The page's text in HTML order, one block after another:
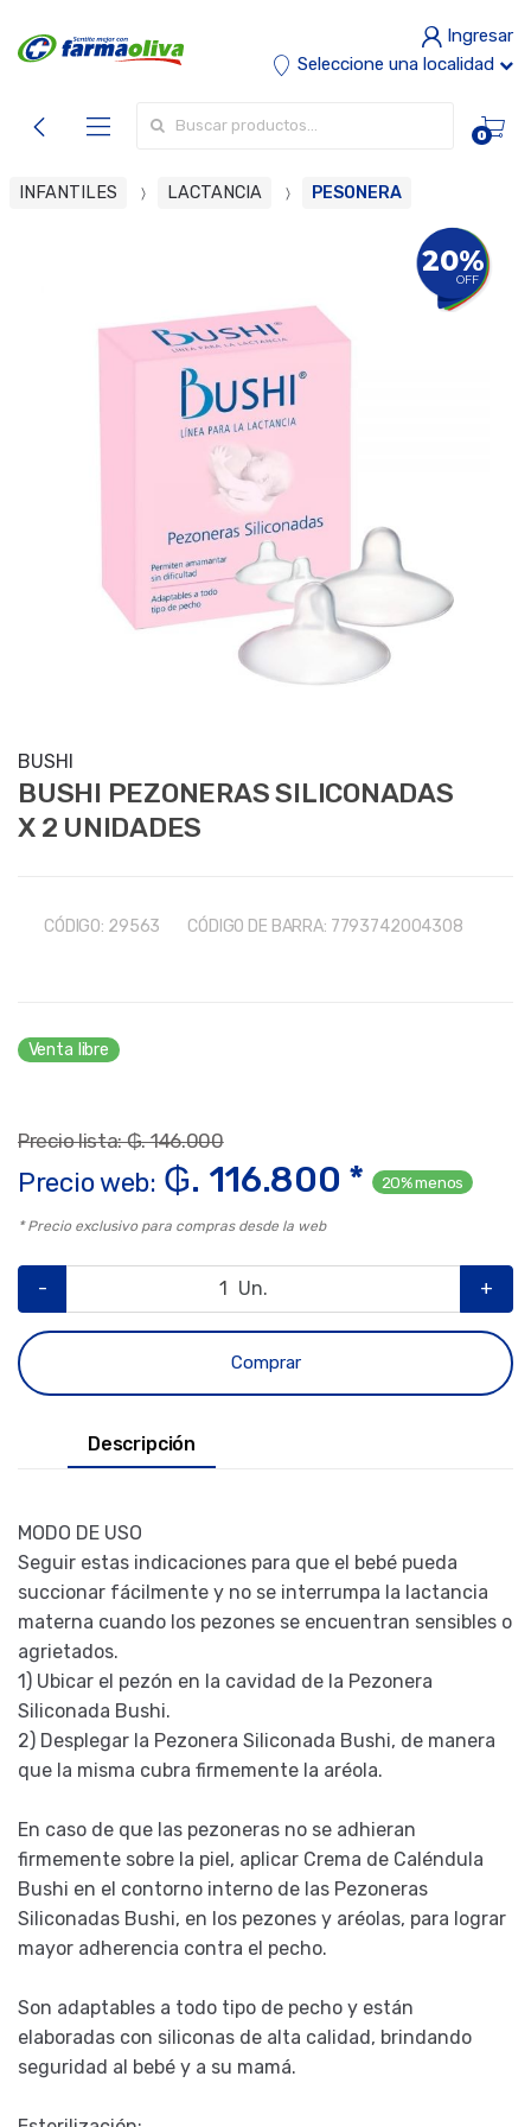
Ingresar
Seleccione una localidad
0
INFANTILES LACTANCIA PESONERA
20%
OFF
BUSHI
BUSHI PEZONERAS SILICONADAS
X 2 UNIDADES
CÓDIGO: 29563 CÓDIGO DE BARRA: 7793742004308
Venta libre
Precio lista: ₲. 146.000
Precio web: ₲. 116.800 * 20% menos
* Precio exclusivo para compras desde la web
- Un. +
Comprar
Descripción
MODO DE USO
Seguir estas indicaciones para que el bebé pueda
succionar fácilmente y no se interrumpa la lactancia
materna cuando los pezones se encuentran sensibles o
agrietados.
1) Ubicar el pezón en la cavidad de la Pezonera
Siliconada Bushi.
2) Desplegar la Pezonera Siliconada Bushi, de manera
que la misma cubra firmemente la aréola.
En caso de que las pezoneras no se adhieran
firmemente sobre la piel, aplicar Crema de Caléndula
Bushi en el contorno interno de las Pezoneras
Siliconadas Bushi, en los pezones y aréolas, para lograr
mayor adherencia contra el pecho.
Son adaptables a todo tipo de pecho y están
elaboradas con siliconas de alta calidad, brindando
seguridad al bebé y a su mamá.